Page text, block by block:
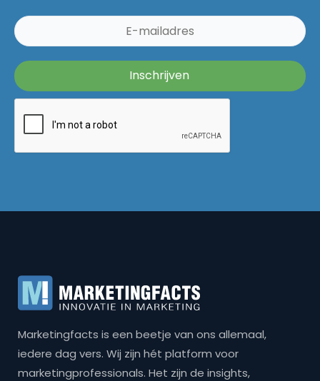
Marketingfacts is een beetje van ons allemaal,
iedere dag vers. Wij zijn hét platform voor
marketingprofessionals. Het zijn de insights,